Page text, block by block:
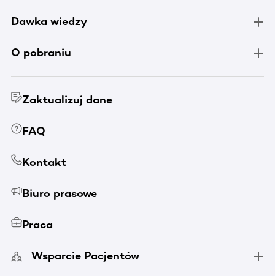
Dawka wiedzy
O pobraniu
Zaktualizuj dane
FAQ
Kontakt
Biuro prasowe
Praca
Wsparcie Pacjentów